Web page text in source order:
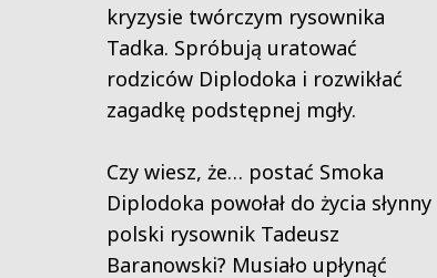
kryzysie twórczym rysownika
Tadka. Spróbują uratować
rodziców Diplodoka i rozwikłać
zagadkę podstępnej mgły.
Czy wiesz, że… postać Smoka
Diplodoka powołał do życia słynny
polski rysownik Tadeusz
Baranowski? Musiało upłynąć